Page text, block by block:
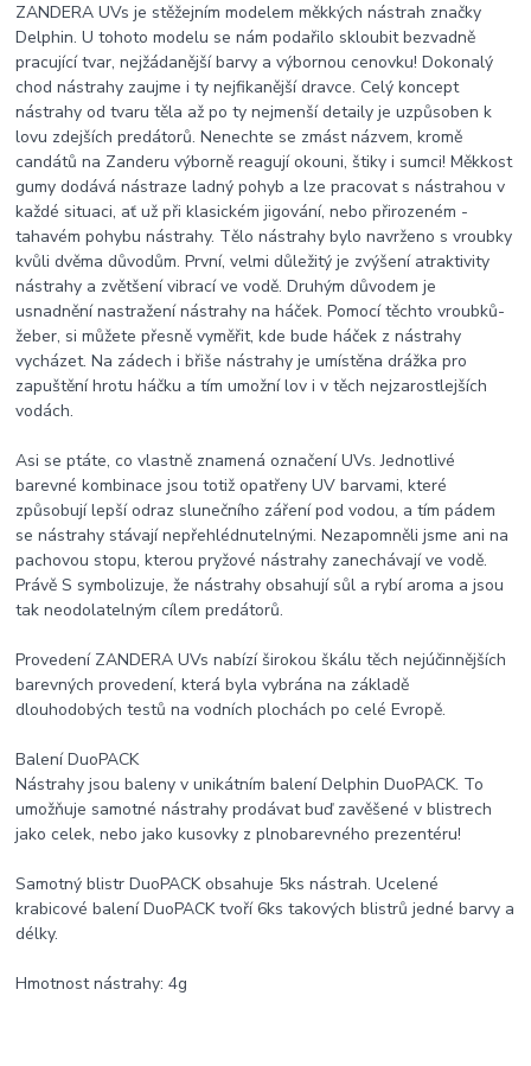
ZANDERA UVs je stěžejním modelem měkkých nástrah značky
Delphin. U tohoto modelu se nám podařilo skloubit bezvadně
pracující tvar, nejžádanější barvy a výbornou cenovku! Dokonalý
chod nástrahy zaujme i ty nejfikanější dravce. Celý koncept
nástrahy od tvaru těla až po ty nejmenší detaily je uzpůsoben k
lovu zdejších predátorů. Nenechte se zmást názvem, kromě
candátů na Zanderu výborně reagují okouni, štiky i sumci! Měkkost
gumy dodává nástraze ladný pohyb a lze pracovat s nástrahou v
každé situaci, ať už při klasickém jigování, nebo přirozeném -
tahavém pohybu nástrahy. Tělo nástrahy bylo navrženo s vroubky
kvůli dvěma důvodům. První, velmi důležitý je zvýšení atraktivity
nástrahy a zvětšení vibrací ve vodě. Druhým důvodem je
usnadnění nastražení nástrahy na háček. Pomocí těchto vroubků-
žeber, si můžete přesně vyměřit, kde bude háček z nástrahy
vycházet. Na zádech i břiše nástrahy je umístěna drážka pro
zapuštění hrotu háčku a tím umožní lov i v těch nejzarostlejších
vodách.
Asi se ptáte, co vlastně znamená označení UVs. Jednotlivé
barevné kombinace jsou totiž opatřeny UV barvami, které
způsobují lepší odraz slunečního záření pod vodou, a tím pádem
se nástrahy stávají nepřehlédnutelnými. Nezapomněli jsme ani na
pachovou stopu, kterou pryžové nástrahy zanechávají ve vodě.
Právě S symbolizuje, že nástrahy obsahují sůl a rybí aroma a jsou
tak neodolatelným cílem predátorů.
Provedení ZANDERA UVs nabízí širokou škálu těch nejúčinnějších
barevných provedení, která byla vybrána na základě
dlouhodobých testů na vodních plochách po celé Evropě.
Balení DuoPACK
Nástrahy jsou baleny v unikátním balení Delphin DuoPACK. To
umožňuje samotné nástrahy prodávat buď zavěšené v blistrech
jako celek, nebo jako kusovky z plnobarevného prezentéru!
Samotný blistr DuoPACK obsahuje 5ks nástrah. Ucelené
krabicové balení DuoPACK tvoří 6ks takových blistrů jedné barvy a
délky.
Hmotnost nástrahy: 4g